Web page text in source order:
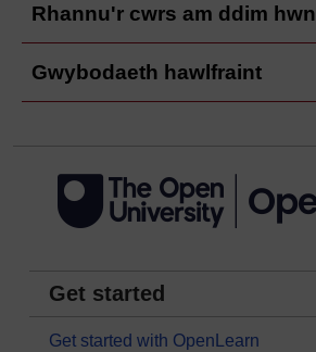
Rhannu'r cwrs am ddim hwn
Gwybodaeth hawlfraint
Get started
Get started with OpenLearn